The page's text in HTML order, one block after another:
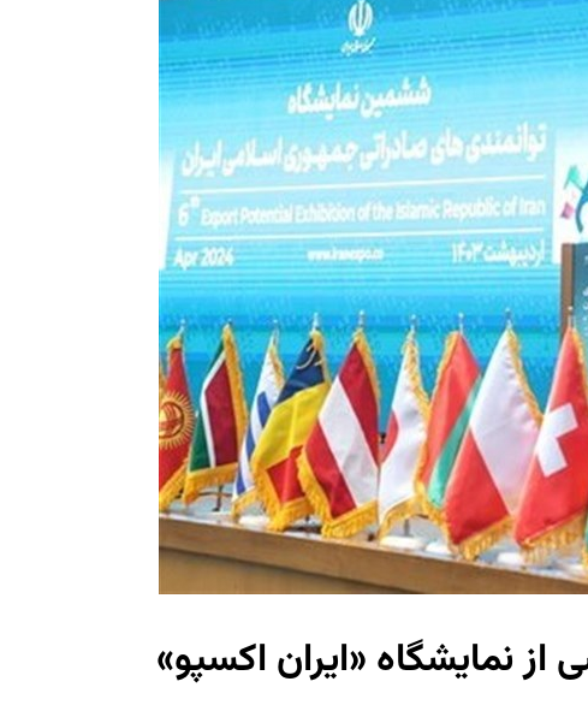
نمایشگاه «ایران اکسپو»